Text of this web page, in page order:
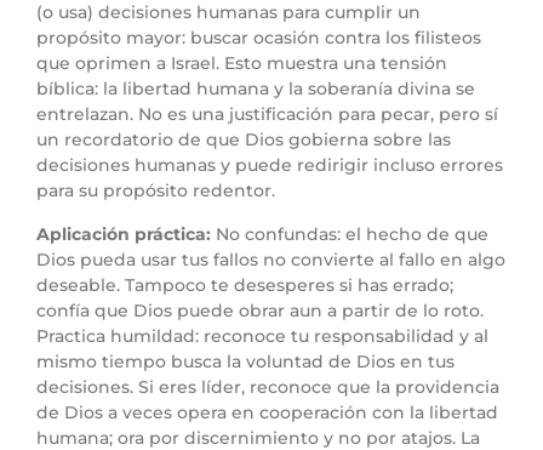
(o usa) decisiones humanas para cumplir un
propósito mayor: buscar ocasión contra los filisteos
que oprimen a Israel. Esto muestra una tensión
bíblica: la libertad humana y la soberanía divina se
entrelazan. No es una justificación para pecar, pero sí
un recordatorio de que Dios gobierna sobre las
decisiones humanas y puede redirigir incluso errores
para su propósito redentor.
Aplicación práctica: No confundas: el hecho de que
Dios pueda usar tus fallos no convierte al fallo en algo
deseable. Tampoco te desesperes si has errado;
confía que Dios puede obrar aun a partir de lo roto.
Practica humildad: reconoce tu responsabilidad y al
mismo tiempo busca la voluntad de Dios en tus
decisiones. Si eres líder, reconoce que la providencia
de Dios a veces opera en cooperación con la libertad
humana; ora por discernimiento y no por atajos. La